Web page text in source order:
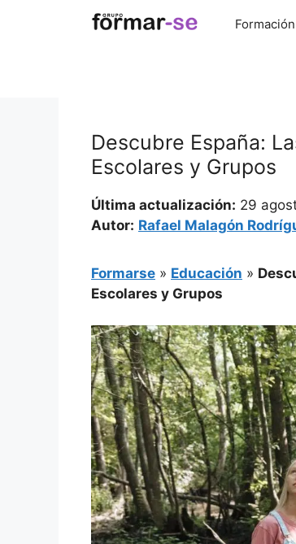
Formación
Descubre España:
Escolares y Grupos
Última actualización: 29
Autor: Rafael Malagón
Formarse » Educación »
Escolares y Grupos